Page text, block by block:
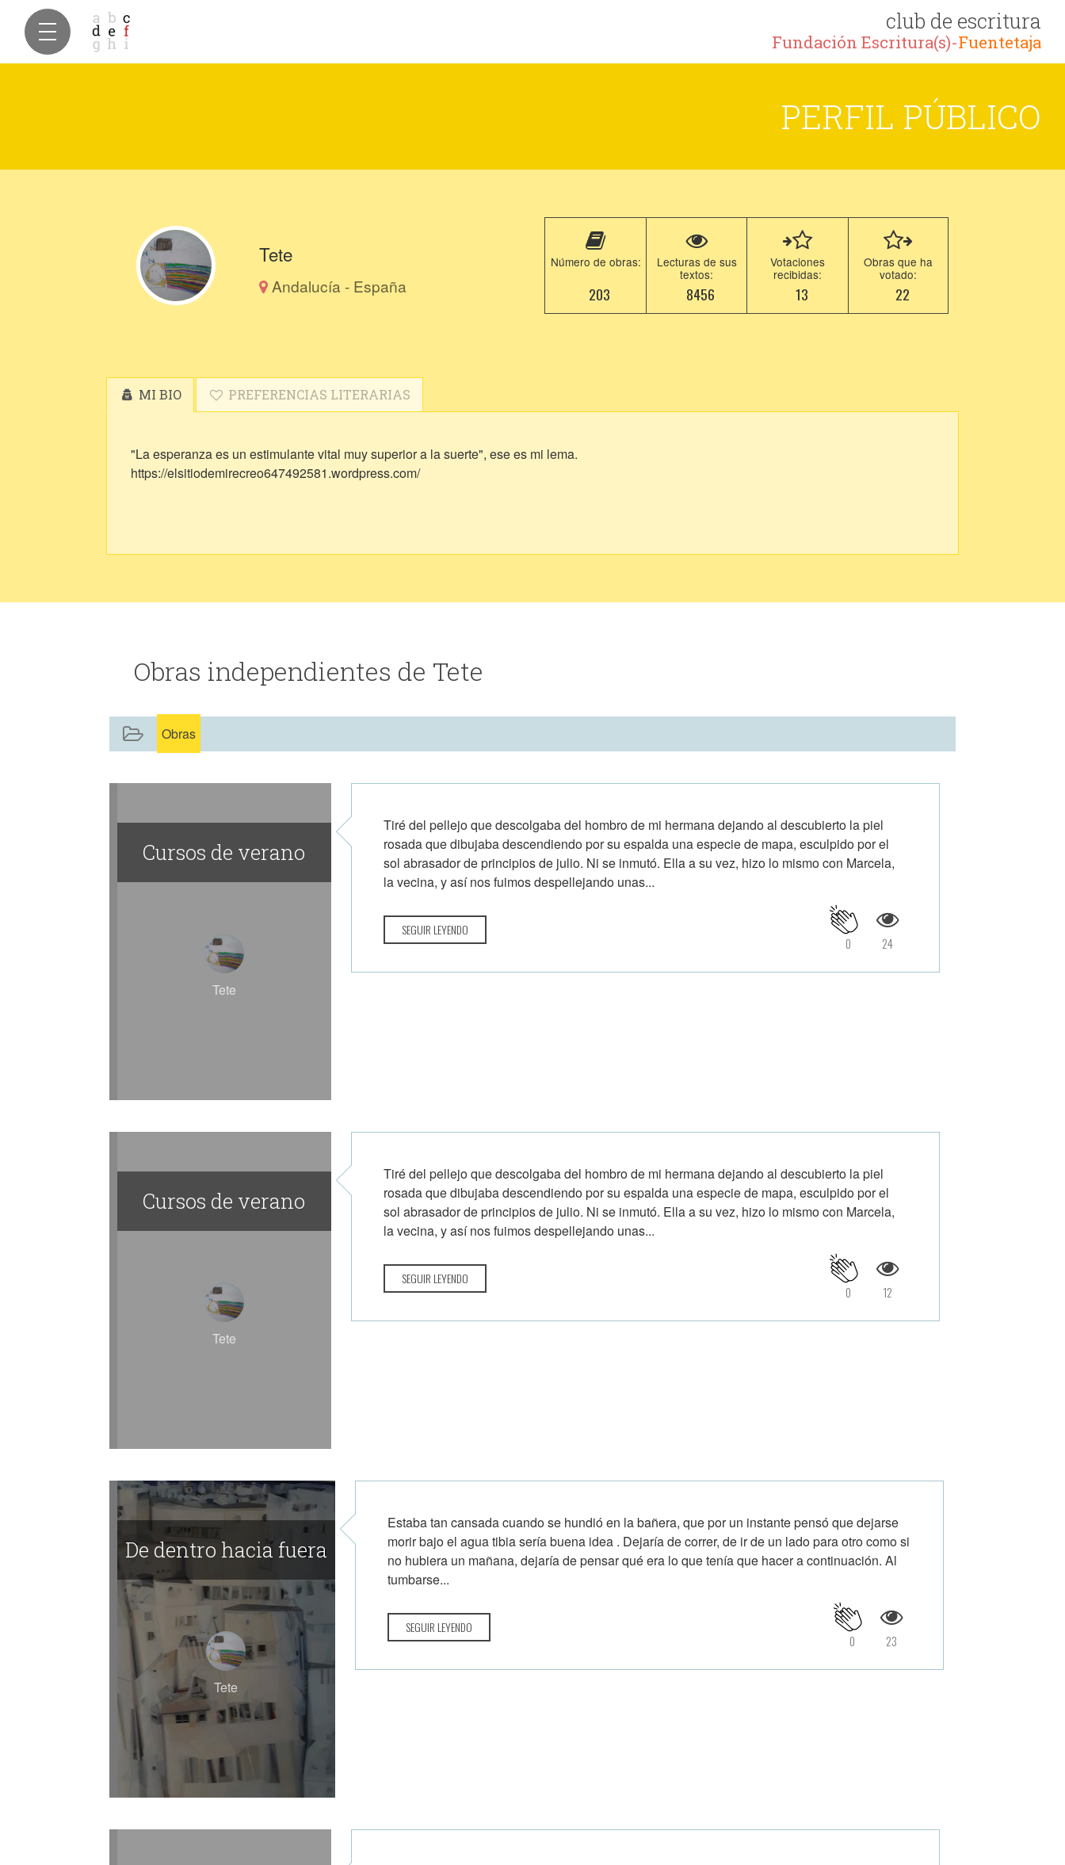
club de escritura
Fundación Escritura(s)-Fuentetaja
PERFIL PÚBLICO
Tete
Andalucía - España
Número de obras:
203
Lecturas de sus
textos:
8456
Votaciones
recibidas:
13
Obras que ha
votado:
22
MI BIO PREFERENCIAS LITERARIAS
"La esperanza es un estimulante vital muy superior a la suerte", ese es mi lema.
https://elsitiodemirecreo647492581.wordpress.com/
Obras independientes de Tete
Obras
Cursos de verano
Tete
Tiré del pellejo que descolgaba del hombro de mi hermana dejando al descubierto la piel
rosada que dibujaba descendiendo por su espalda una especie de mapa, esculpido por el
sol abrasador de principios de julio. Ni se inmutó. Ella a su vez, hizo lo mismo con Marcela,
la vecina, y así nos fuimos despellejando unas...
SEGUIR LEYENDO
24
0
Cursos de verano
Tete
Tiré del pellejo que descolgaba del hombro de mi hermana dejando al descubierto la piel
rosada que dibujaba descendiendo por su espalda una especie de mapa, esculpido por el
sol abrasador de principios de julio. Ni se inmutó. Ella a su vez, hizo lo mismo con Marcela,
la vecina, y así nos fuimos despellejando unas...
SEGUIR LEYENDO
12
0
De dentro hacia fuera
Tete
Estaba tan cansada cuando se hundió en la bañera, que por un instante pensó que dejarse
morir bajo el agua tibia sería buena idea . Dejaría de correr, de ir de un lado para otro como si
no hubiera un mañana, dejaría de pensar qué era lo que tenía que hacer a continuación. Al
tumbarse...
SEGUIR LEYENDO
23
0